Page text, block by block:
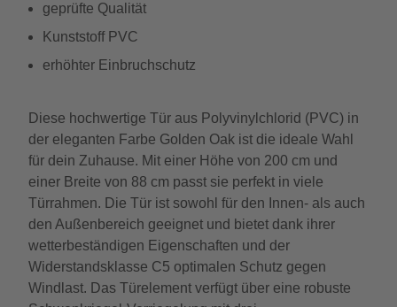
geprüfte Qualität
Kunststoff PVC
erhöhter Einbruchschutz
Diese hochwertige Tür aus Polyvinylchlorid (PVC) in
der eleganten Farbe Golden Oak ist die ideale Wahl
für dein Zuhause. Mit einer Höhe von 200 cm und
einer Breite von 88 cm passt sie perfekt in viele
Türrahmen. Die Tür ist sowohl für den Innen- als auch
den Außenbereich geeignet und bietet dank ihrer
wetterbeständigen Eigenschaften und der
Widerstandsklasse C5 optimalen Schutz gegen
Windlast. Das Türelement verfügt über eine robuste